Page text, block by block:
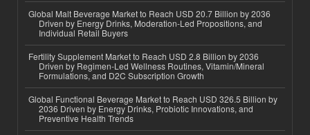
Global Malt Beverage Market to Reach USD 20.7 Billion by 2036
Driven by Energy Drinks, Moderation-Led Propositions, and
Individual Retail Buyers
Fertility Supplement Market to Reach USD 2.8 Billion by 2036
Driven by Regimen-Led Wellness Routines, Vitamin/Mineral
Formulations, and D2C Subscription Growth
Global Functional Beverage Market to Reach USD 326.5 Billion by
2036 Driven by Energy Drinks, Probiotic Innovations, and
Preventive Health Trends